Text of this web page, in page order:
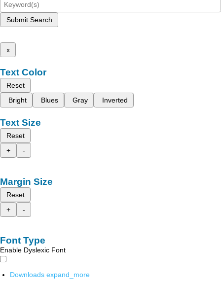
Submit Search
x
Text Color
Reset
Bright
Blues Gray Inverted
Text Size
Reset
+
-
Margin Size
Reset
+
-
Font Type
Enable Dyslexic Font
Downloads expand_more